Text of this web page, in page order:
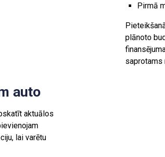
Pirmā
plānoto
saprotams
auto
aktuālos
lai varētu